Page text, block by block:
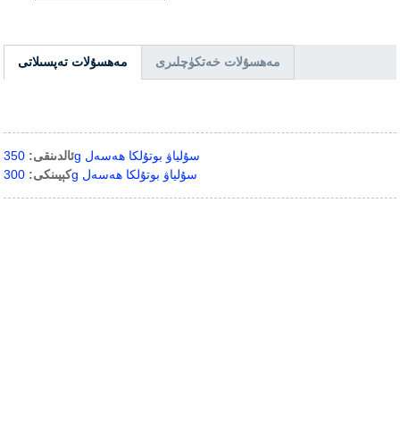
مەھسۇلات تەپسىلاتى مەھسۇلات خەتكۈچلىرى
ئالدىنقى:
350g سۇلياۋ بوتۇلكا ھەسەل
كېيىنكى:
300g سۇلياۋ بوتۇلكا ھەسەل